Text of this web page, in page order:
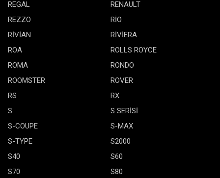
REGAL
RENAULT
REZZO
RİO
RİVİAN
RİVİERA
ROA
ROLLS ROYCE
ROMA
RONDO
ROOMSTER
ROVER
RS
RX
S
S SERİSİ
S-COUPE
S-MAX
S-TYPE
S2000
S40
S60
S70
S80